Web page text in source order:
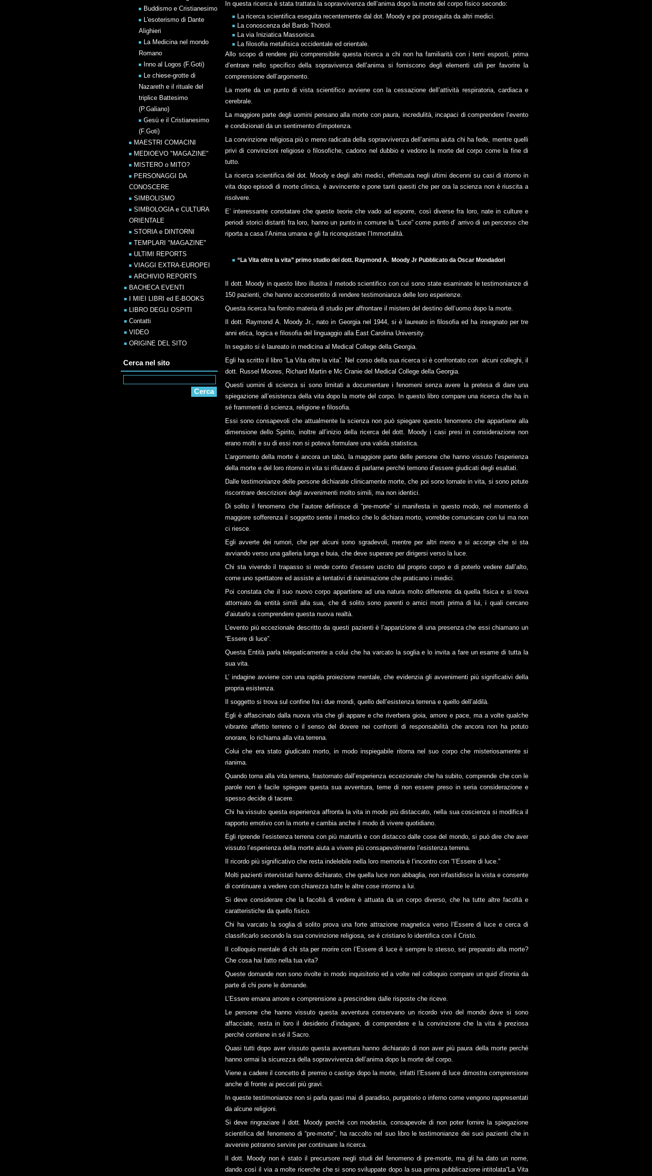
In questa ricerca è stata trattata la sopravvivenza dell’anima dopo la morte del corpo fisico secondo:
La ricerca scientifica eseguita recentemente dal dot. Moody e poi proseguita da altri medici.
La conoscenza del Bardo Thötröl.
La via Iniziatica Massonica.
La filosofia metafisica occidentale ed orientale.
Allo scopo di rendere più comprensibile questa ricerca a chi non ha familiarità con i temi esposti, prima
d’entrare nello specifico della sopravivenza dell’anima si forniscono degli elementi utili per favorire la
comprensione dell’argomento.
La morte da un punto di vista scientifico avviene con la cessazione dell’attività respiratoria, cardiaca e
cerebrale.
La maggiore parte degli uomini pensano alla morte con paura, incredulità, incapaci di comprendere l’evento
e condizionati da un sentimento d’impotenza.
La convinzione religiosa più o meno radicata della sopravvivenza dell’anima aiuta chi ha fede, mentre quelli
privi di convinzioni religiose o filosofiche, cadono nel dubbio e vedono la morte del corpo come la fine di
tutto.
La ricerca scientifica del dot. Moody e degli altri medici, effettuata negli ultimi decenni su casi di ritorno in
vita dopo episodi di morte clinica, è avvincente e pone tanti quesiti che per ora la scienza non è riuscita a
risolvere.
E’ interessante constatare che queste teorie che vado ad esporre, così diverse fra loro, nate in culture e
periodi storici distanti fra loro, hanno un punto in comune la “Luce” come punto d’ arrivo di un percorso che
riporta a casa l’Anima umana e gli fa riconquistare l’Immortalità.
“La Vita oltre la vita” primo studio del dott. Raymond A. Moody Jr Pubblicato da Oscar Mondadori
Il dott. Moody in questo libro illustra il metodo scientifico con cui sono state esaminate le testimonianze di
150 pazienti, che hanno acconsentito di rendere testimonianza delle loro esperienze.
Questa ricerca ha fornito materia di studio per affrontare il mistero del destino dell’uomo dopo la morte.
Il dott. Raymond A. Moody Jr., nato in Georgia nel 1944, si è laureato in filosofia ed ha insegnato per tre
anni etica, logica e filosofia del linguaggio alla East Carolina University.
In seguito si è laureato in medicina al Medical College della Georgia.
Egli ha scritto il libro “La Vita oltre la vita”. Nel corso della sua ricerca si è confrontato con alcuni colleghi, il
dott. Russel Moores, Richard Martin e Mc Cranie del Medical College della Georgia.
Questi uomini di scienza si sono limitati a documentare i fenomeni senza avere la pretesa di dare una
spiegazione all’esistenza della vita dopo la morte del corpo. In questo libro compare una ricerca che ha in
sé frammenti di scienza, religione e filosofia.
Essi sono consapevoli che attualmente la scienza non può spiegare questo fenomeno che appartiene alla
dimensione dello Spirito, inoltre all’inizio della ricerca del dott. Moody i casi presi in considerazione non
erano molti e su di essi non si poteva formulare una valida statistica.
L’argomento della morte è ancora un tabù, la maggiore parte delle persone che hanno vissuto l’esperienza
della morte e del loro ritorno in vita si rifiutano di parlarne perché temono d’essere giudicati degli esaltati.
Dalle testimonianze delle persone dichiarate clinicamente morte, che poi sono tornate in vita, si sono potute
riscontrare descrizioni degli avvenimenti molto simili, ma non identici.
Di solito il fenomeno che l’autore definisce di “pre-morte” si manifesta in questo modo, nel momento di
maggiore sofferenza il soggetto sente il medico che lo dichiara morto, vorrebbe comunicare con lui ma non
ci riesce.
Egli avverte dei rumori, che per alcuni sono sgradevoli, mentre per altri meno e si accorge che si sta
avviando verso una galleria lunga e buia, che deve superare per dirigersi verso la luce.
Chi sta vivendo il trapasso si rende conto d’essere uscito dal proprio corpo e di poterlo vedere dall’alto,
come uno spettatore ed assiste ai tentativi di rianimazione che praticano i medici.
Poi constata che il suo nuovo corpo appartiene ad una natura molto differente da quella fisica e si trova
attorniato da entità simili alla sua, che di solito sono parenti o amici morti prima di lui, i quali cercano
d’aiutarlo a comprendere questa nuova realtà.
L’evento più eccezionale descritto da questi pazienti è l’apparizione di una presenza che essi chiamano un
“Essere di luce”.
Questa Entità parla telepaticamente a colui che ha varcato la soglia e lo invita a fare un esame di tutta la
sua vita.
L’ indagine avviene con una rapida proiezione mentale, che evidenzia gli avvenimenti più significativi della
propria esistenza.
Il soggetto si trova sul confine fra i due mondi, quello dell’esistenza terrena e quello dell’aldilà.
Egli è affascinato dalla nuova vita che gli appare e che riverbera gioia, amore e pace, ma a volte qualche
vibrante affetto terreno o il senso del dovere nei confronti di responsabilità che ancora non ha potuto
onorare, lo richiama alla vita terrena.
Colui che era stato giudicato morto, in modo inspiegabile ritorna nel suo corpo che misteriosamente si
rianima.
Quando torna alla vita terrena, frastornato dall’esperienza eccezionale che ha subito, comprende che con le
parole non è facile spiegare questa sua avventura, teme di non essere preso in seria considerazione e
spesso decide di tacere.
Chi ha vissuto questa esperienza affronta la vita in modo più distaccato, nella sua coscienza si modifica il
rapporto emotivo con la morte e cambia anche il modo di vivere quotidiano.
Egli riprende l’esistenza terrena con più maturità e con distacco dalle cose del mondo, si può dire che aver
vissuto l’esperienza della morte aiuta a vivere più consapevolmente l’esistenza terrena.
Il ricordo più significativo che resta indelebile nella loro memoria è l’incontro con “l’Essere di luce.”
Molti pazienti intervistati hanno dichiarato, che quella luce non abbaglia, non infastidisce la vista e consente
di continuare a vedere con chiarezza tutte le altre cose intorno a lui.
Si deve considerare che la facoltà di vedere è attuata da un corpo diverso, che ha tutte altre facoltà e
caratteristiche da quello fisico.
Chi ha varcato la soglia di solito prova una forte attrazione magnetica verso l’Essere di luce e cerca di
classificarlo secondo la sua convinzione religiosa, se è cristiano lo identifica con il Cristo.
Il colloquio mentale di chi sta per morire con l’Essere di luce è sempre lo stesso, sei preparato alla morte?
Che cosa hai fatto nella tua vita?
Queste domande non sono rivolte in modo inquisitorio ed a volte nel colloquio compare un quid d’ironia da
parte di chi pone le domande.
L’Essere emana amore e comprensione a prescindere dalle risposte che riceve.
Le persone che hanno vissuto questa avventura conservano un ricordo vivo del mondo dove si sono
affacciate, resta in loro il desiderio d’indagare, di comprendere e la convinzione che la vita è preziosa
perché contiene in sé il Sacro.
Quasi tutti dopo aver vissuto questa avventura hanno dichiarato di non aver più paura della morte perché
hanno ormai la sicurezza della sopravvivenza dell’anima dopo la morte del corpo.
Viene a cadere il concetto di premio o castigo dopo la morte, infatti l’Essere di luce dimostra comprensione
anche di fronte ai peccati più gravi.
In queste testimonianze non si parla quasi mai di paradiso, purgatorio o inferno come vengono rappresentati
da alcune religioni.
Si deve ringraziare il dott. Moody perché con modestia, consapevole di non poter fornire la spiegazione
scientifica del fenomeno di “pre-morte”, ha raccolto nel suo libro le testimonianze dei suoi pazienti che in
avvenire potranno servire per continuare la ricerca.
Il dott. Moody non è stato il precursore negli studi del fenomeno di pre-morte, ma gli ha dato un nome,
dando così il via a molte ricerche che si sono sviluppate dopo la sua prima pubblicazione intitolata“La Vita
Buddismo e Cristianesimo
L'esoterismo di Dante
Alighieri
La Medicina nel mondo
Romano
Inno al Logos (F.Goti)
Le chiese-grotte di
Nazareth e il rituale del
triplice Battesimo
(P.Galiano)
Gesù e il Cristianesimo
(F.Goti)
MAESTRI COMACINI
MEDIOEVO "MAGAZINE"
MISTERO o MITO?
PERSONAGGI DA
CONOSCERE
SIMBOLISMO
SIMBOLOGIA e CULTURA
ORIENTALE
STORIA e DINTORNI
TEMPLARI "MAGAZINE"
ULTIMI REPORTS
VIAGGI EXTRA-EUROPEI
ARCHIVIO REPORTS
BACHECA EVENTI
I MIEI LIBRI ed E-BOOKS
LIBRO DEGLI OSPITI
Contatti
VIDEO
ORIGINE DEL SITO
Cerca nel sito